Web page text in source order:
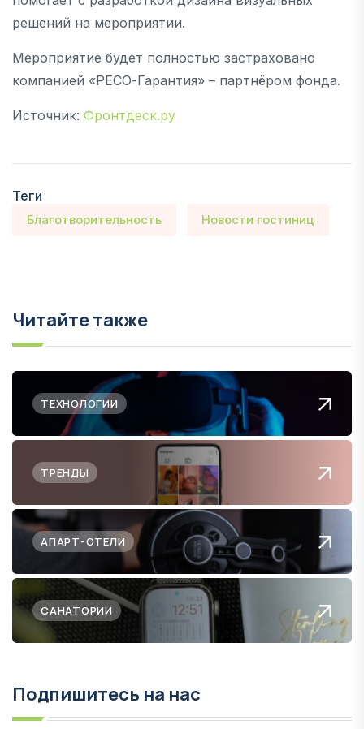
решений на мероприятии.
Мероприятие будет полностью застраховано
компанией «РЕСО-Гарантия» – партнёром фонда.
Источник: Фронтдеск.ру
Теги
Благотворительность Новости гостиниц
Читайте также
ТЕХНОЛОГИИ
ТРЕНДЫ
АПАРТ-ОТЕЛИ
САНАТОРИИ
Подпишитесь на нас